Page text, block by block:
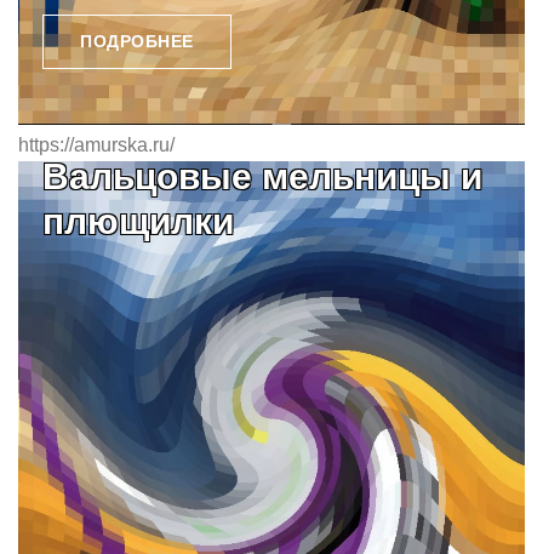
ПОДРОБНЕЕ
https://amurska.ru/
Вальцовые мельницы и
плющилки